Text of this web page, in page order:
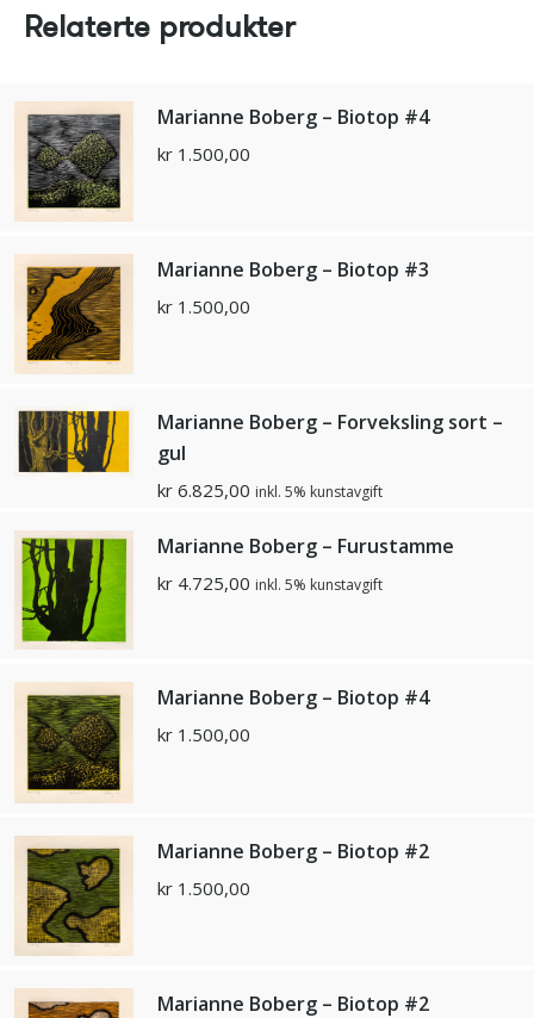
Relaterte produkter
Marianne Boberg – Biotop #4
kr 1.500,00
Marianne Boberg – Biotop #3
kr 1.500,00
Marianne Boberg – Forveksling sort –
gul
kr 6.825,00 inkl. 5% kunstavgift
Marianne Boberg – Furustamme
kr 4.725,00 inkl. 5% kunstavgift
Marianne Boberg – Biotop #4
kr 1.500,00
Marianne Boberg – Biotop #2
kr 1.500,00
Marianne Boberg – Biotop #2